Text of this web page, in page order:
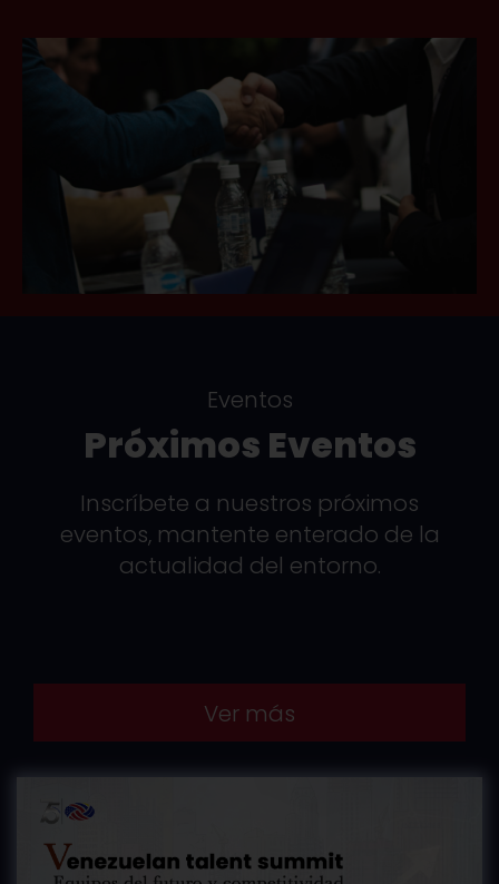
Eventos
Próximos Eventos
Inscríbete a nuestros próximos
eventos, mantente enterado de la
actualidad del entorno.
Ver más